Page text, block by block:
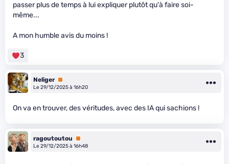
passer plus de temps à lui expliquer plutôt qu'à faire soi-
même...
A mon humble avis du moins !
3
Neliger Premium
Le 29/12/2025 à 16h20
On va en trouver, des véritudes, avec des IA qui sachions !
ragoutoutou
Premium
Le 29/12/2025 à 16h48